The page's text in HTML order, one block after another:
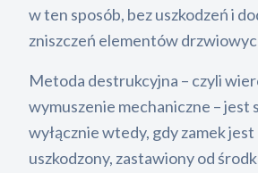
w ten sposób, bez uszkodzeń i
zniszczeń elementów
Metoda destrukcyjna – czyli
wymuszenie mechaniczne – jest
wyłącznie wtedy, gdy zamek
uszkodzony, zastawiony od